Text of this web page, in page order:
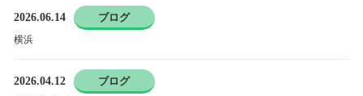
2026.06.14 ブログ
横浜
2026.04.12 ブログ